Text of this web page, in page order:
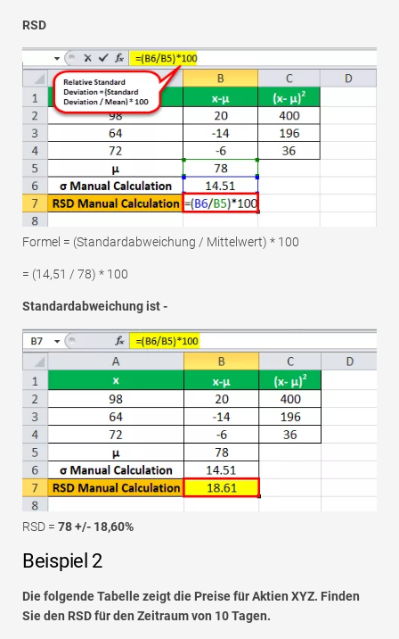
RSD
Formel = (Standardabweichung / Mittelwert) * 100
= (14,51 / 78) * 100
Standardabweichung ist -
RSD = 78 +/- 18,60%
Beispiel 2
Die folgende Tabelle zeigt die Preise für Aktien XYZ. Finden
Sie den RSD für den Zeitraum von 10 Tagen.